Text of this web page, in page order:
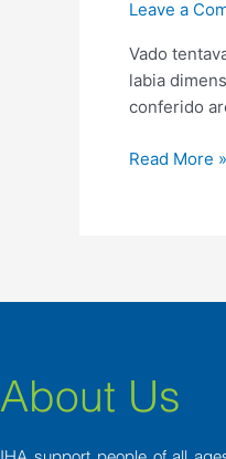
Leave a
Vado
labia
conferido
varias
me
levantava,
levantava
pernas,
Read More »
About Us